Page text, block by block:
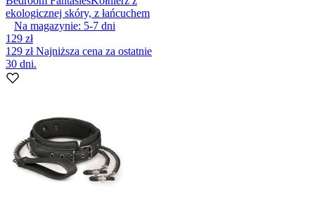
ekologicznej skóry, z łańcuchem
Na magazynie: 5-7 dni
129 zł
129 złNajniższa cena za ostatnie
30 dni.